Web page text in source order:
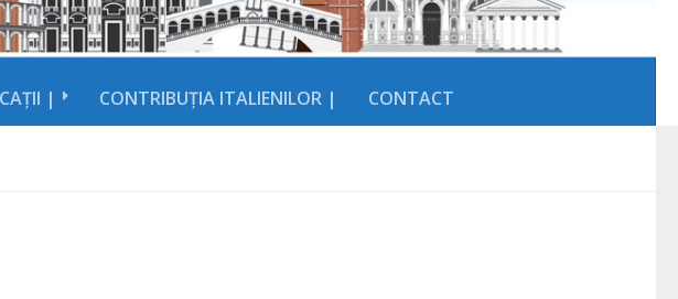
| CONTRIBUȚIA ITALIENILOR | CONTACT